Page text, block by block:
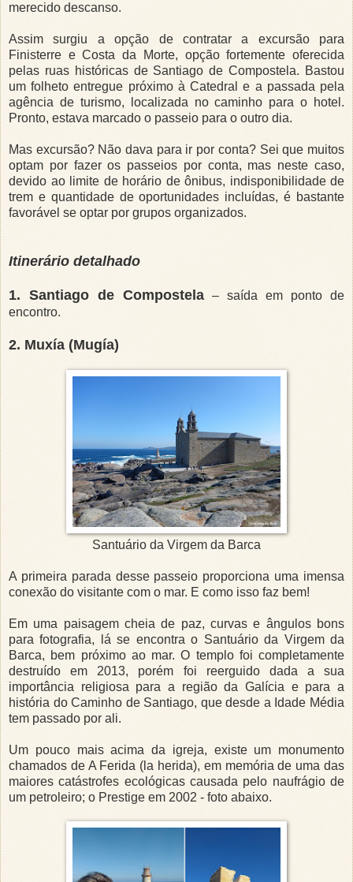
merecido descanso.
Assim surgiu a opção de contratar a excursão para
Finisterre e Costa da Morte, opção fortemente oferecida
pelas ruas históricas de Santiago de Compostela. Bastou
um folheto entregue próximo à Catedral e a passada pela
agência de turismo, localizada no caminho para o hotel.
Pronto, estava marcado o passeio para o outro dia.
Mas excursão? Não dava para ir por conta? Sei que muitos
optam por fazer os passeios por conta, mas neste caso,
devido ao limite de horário de ônibus, indisponibilidade de
trem e quantidade de oportunidades incluídas, é bastante
favorável se optar por grupos organizados.
Itinerário detalhado
1. Santiago de Compostela – saída em ponto de
encontro.
2. Muxía (Mugía)
Santuário da Virgem da Barca
A primeira parada desse passeio proporciona uma imensa
conexão do visitante com o mar. E como isso faz bem!
Em uma paisagem cheia de paz, curvas e ângulos bons
para fotografia, lá se encontra o Santuário da Virgem da
Barca, bem próximo ao mar. O templo foi completamente
destruído em 2013, porém foi reerguido dada a sua
importância religiosa para a região da Galícia e para a
história do Caminho de Santiago, que desde a Idade Média
tem passado por ali.
Um pouco mais acima da igreja, existe um monumento
chamados de A Ferida (la herida), em memória de uma das
maiores catástrofes ecológicas causada pelo naufrágio de
um petroleiro; o Prestige em 2002 - foto abaixo.